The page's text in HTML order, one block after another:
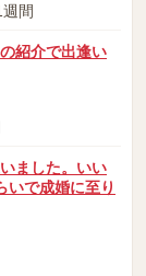
間
紹介で出逢い
ました。いい
いで成婚に至り